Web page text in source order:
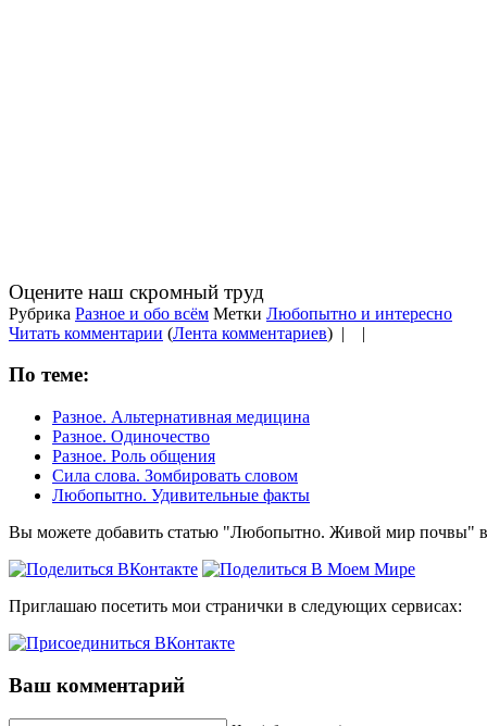
Оцените наш скромный труд
Рубрика Разное и обо всём Метки Любопытно и интересно
Читать комментарии (Лента комментариев) | |
По теме:
Разное. Альтернативная медицина
Разное. Одиночество
Разное. Роль общения
Сила слова. Зомбировать словом
Любопытно. Удивительные факты
Вы можете добавить статью "Любопытно. Живой мир почвы"
Приглашаю посетить мои странички в следующих сервисах:
Ваш комментарий